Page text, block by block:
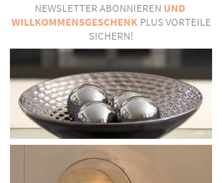
NEWSLETTER ABONNIEREN UND
WILLKOMMENSGESCHENK PLUS VORTEILE
SICHERN!